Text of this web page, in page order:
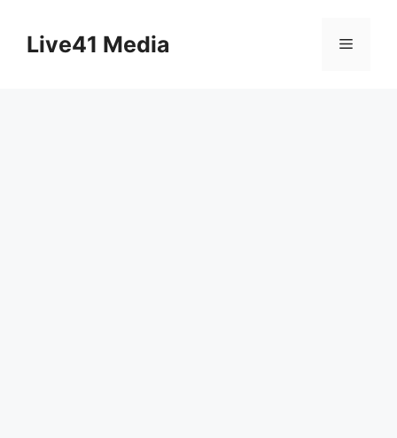
contentLive41 Media Menu